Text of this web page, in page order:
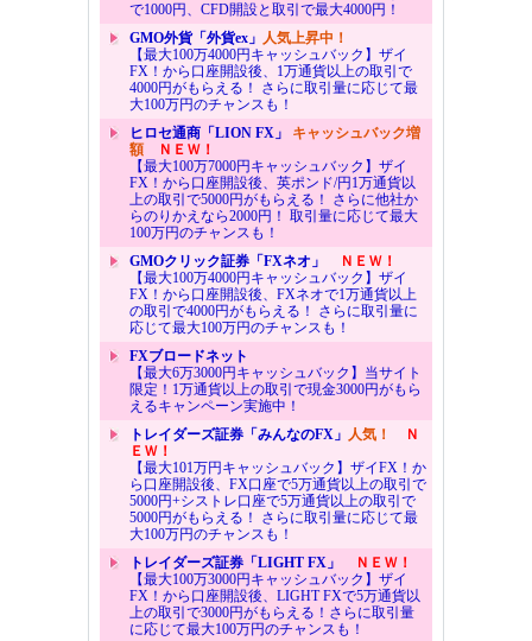
で1000円、CFD開設と取引で最大4000円！
GMO外貨「外貨ex」 人気上昇中！
【最大100万4000円キャッシュバック】ザイ
FX！から口座開設後、1万通貨以上の取引で
4000円がもらえる！ さらに取引量に応じて最
大100万円のチャンスも！
ヒロセ通商「LION FX」 キャッシュバック増
額ＮＥＷ！
【最大100万7000円キャッシュバック】ザイ
FX！から口座開設後、英ポンド/円1万通貨以
上の取引で5000円がもらえる！ さらに他社か
らのりかえなら2000円！ 取引量に応じて最大
100万円のチャンスも！
GMOクリック証券「FXネオ」
ＮＥＷ！
【最大100万4000円キャッシュバック】ザイ
FX！から口座開設後、FXネオで1万通貨以上
の取引で4000円がもらえる！ さらに取引量に
応じて最大100万円のチャンスも！
FXブロードネット
【最大6万3000円キャッシュバック】当サイト
限定！1万通貨以上の取引で現金3000円がもら
えるキャンペーン実施中！
トレイダーズ証券「みんなのFX」 人気！
Ｎ
ＥＷ！
【最大101万円キャッシュバック】ザイFX！か
ら口座開設後、FX口座で5万通貨以上の取引で
5000円+シストレ口座で5万通貨以上の取引で
5000円がもらえる！ さらに取引量に応じて最
大100万円のチャンスも！
トレイダーズ証券「LIGHT FX」
ＮＥＷ！
【最大100万3000円キャッシュバック】ザイ
FX！から口座開設後、LIGHT FXで5万通貨以
上の取引で3000円がもらえる！さらに取引量
に応じて最大100万円のチャンスも！